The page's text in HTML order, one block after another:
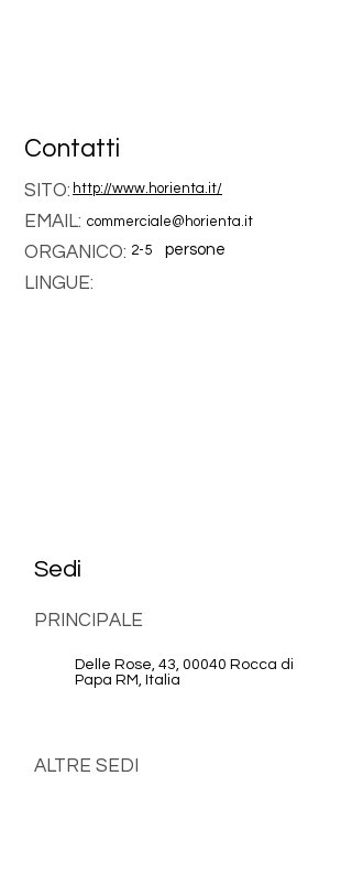
Contatti
http://www.horienta.it/
SITO:
commerciale@horienta.it
EMAIL:
2-5
ORGANICO: persone
LINGUE:
Sedi
PRINCIPALE
Delle Rose, 43, 00040 Rocca di
Papa RM, Italia
ALTRE SEDI